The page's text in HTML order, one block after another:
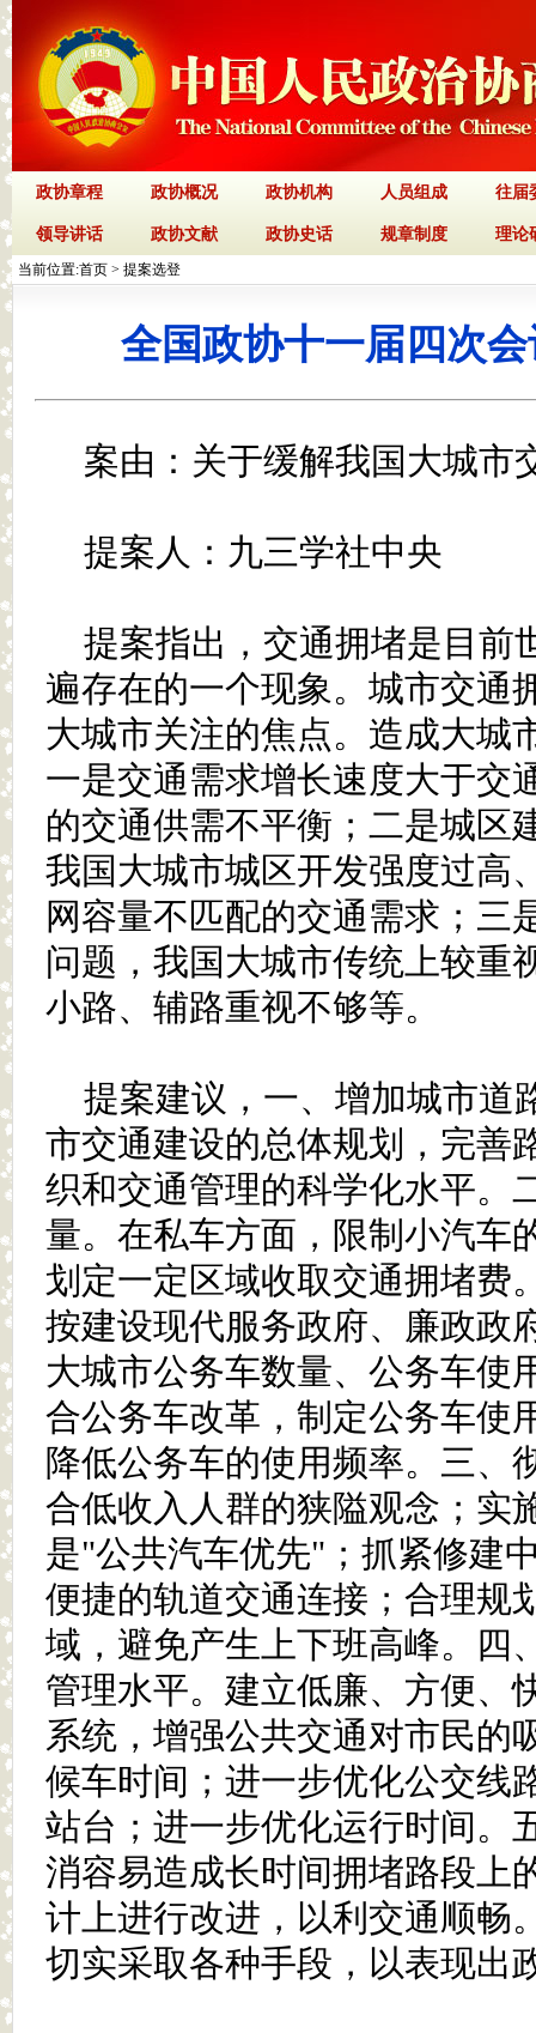
政协章程 政协概况 政协机构 人员组成 往届
领导讲话 政协文献 政协史话 规章制度 理论
当前位置:首页 > 提案选登
全国政协十一届四次
案由：关于缓解我国大城市
提案人：九三学社中央
提案指出，交通拥堵是目前
遍存在的一个现象。城市交通
大城市关注的焦点。造成大城
一是交通需求增长速度大于交
的交通供需不平衡；二是城区
我国大城市城区开发强度过高
网容量不匹配的交通需求；三
问题，我国大城市传统上较重
小路、辅路重视不够等。
提案建议，一、增加城市道
市交通建设的总体规划，完善
织和交通管理的科学化水平。
量。在私车方面，限制小汽车
划定一定区域收取交通拥堵费
按建设现代服务政府、廉政政
大城市公务车数量、公务车使
合公务车改革，制定公务车使
降低公务车的使用频率。三、
合低收入人群的狭隘观念；实
是"公共汽车优先"；抓紧修建
便捷的轨道交通连接；合理规
域，避免产生上下班高峰。四
管理水平。建立低廉、方便、
系统，增强公共交通对市民的
候车时间；进一步优化公交线
站台；进一步优化运行时间。
消容易造成长时间拥堵路段上
计上进行改进，以利交通顺畅
切实采取各种手段，以表现出